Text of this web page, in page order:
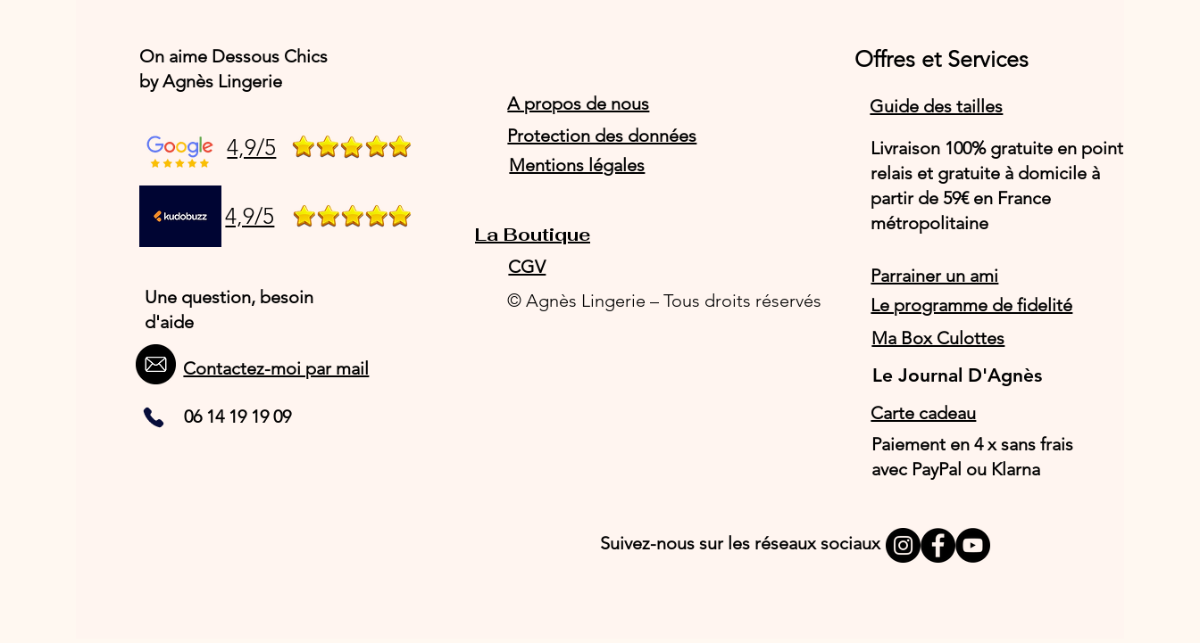
On aime Dessous Chics
by Agnès Lingerie
4,9/5
4,9/5
Une question, besoin
d'aide
Contactez-moi par mail
06 14 19 19 09
Offres et Services
A propos de nous
Protection des données
Mentions légales
Guide des tailles
Livraison 100% gratuite en point
relais et gratuite à domicile à
partir de 59€ en France
métropolitaine
CGV
Parrainer un ami
Le programme de fidelité
© Agnès Lingerie – Tous droits réservés
Ma Box Culottes
Le Journal D'Agnès
Le Journal D'Agnès
Carte cadeau
Paiement en 4 x sans frais
avec PayPal ou Klarna
Suivez-nous sur les réseaux sociaux
La Boutique